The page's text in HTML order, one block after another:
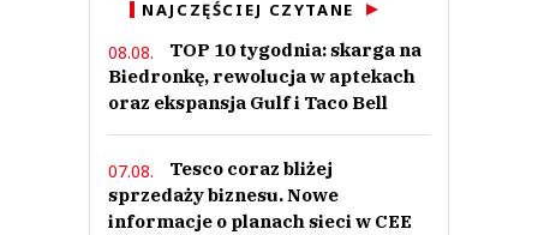
NAJCZĘŚCIEJ CZYTANE
08.08.
TOP 10 tygodnia: skarga na
Biedronkę, rewolucja w aptekach
oraz ekspansja Gulf i Taco Bell
07.08.
Tesco coraz bliżej
sprzedaży biznesu. Nowe
informacje o planach sieci w CEE